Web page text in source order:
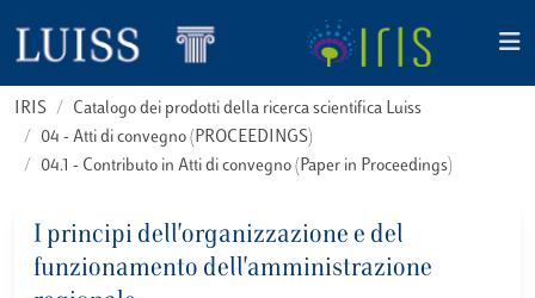
IRIS
Catalogo dei prodotti della ricerca scientifica Luiss
04 - Atti di convegno (PROCEEDINGS)
04.1 - Contributo in Atti di convegno (Paper in Proceedings)
I principi dell'organizzazione e del
funzionamento dell'amministrazione